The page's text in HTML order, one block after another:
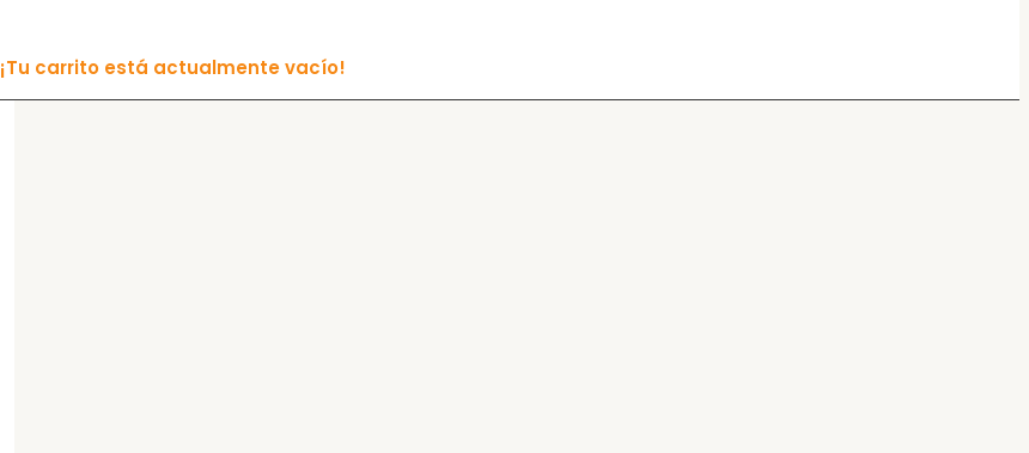
¡Tu carrito está actualmente vacío!